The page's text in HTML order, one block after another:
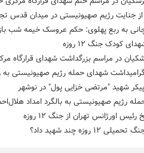
از جنایت رژیم صهیونیستی در میدان قدس
به ربع پهلوی: حکم عروسک خیمه شب
کودک جنگ ۱۲ روزه
در مراسم بزرگداشت شهدای قرارگاه
شهدای حمله رژیم صهیونیستی به
شهید "مرتضی خزایی پول" در نوشهر
رژیم صهیونیستی به بالگرد امداد
اورژانس تهران از جنگ ۱۲ روزه
روزه چند شهید داد؟